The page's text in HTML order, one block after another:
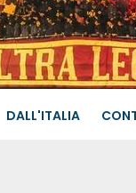
DALL'ITALIA